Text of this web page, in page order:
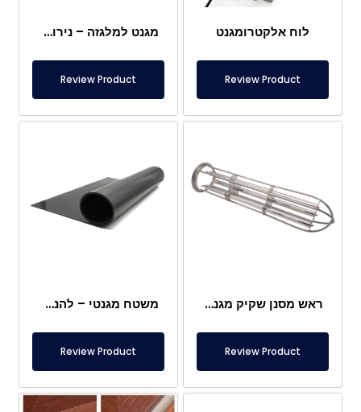
לוח אלקטרומגנט
Review Product
מגנט למלגזה – נירוסטה מלאה – מרחק אפקטיבי 10 ס"מ – שחרור קל עם ידית
Review Product
ראש מסנן שקיק מגנטי
Review Product
משטח מגנטי – להנחה מתחת לרגליים – בטוח למזון
Review Product